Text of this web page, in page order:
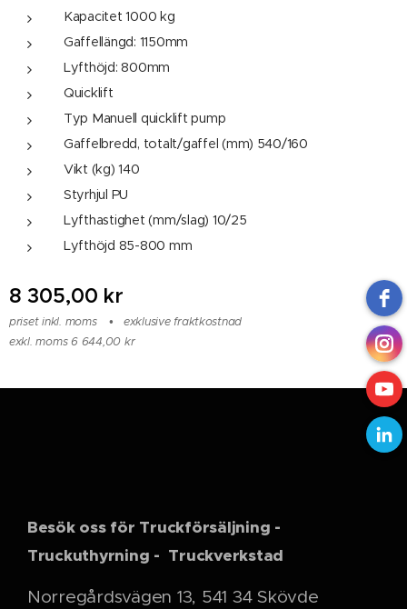
Kapacitet 1000 kg
Gaffellängd: 1150mm
Lyfthöjd: 800mm
Quicklift
Typ Manuell quicklift pump
Gaffelbredd, totalt/gaffel (mm) 540/160
Vikt (kg) 140
Styrhjul PU
Lyfthastighet (mm/slag) 10/25
Lyfthöjd 85-800 mm
8 305,00 kr
priset inkl. moms
exklusive fraktkostnad
exkl. moms 6 644,00 kr
Besök oss för Truckförsäljning -
Truckuthyrning - Truckverkstad
Norregårdsvägen 13, 541 34 Skövde